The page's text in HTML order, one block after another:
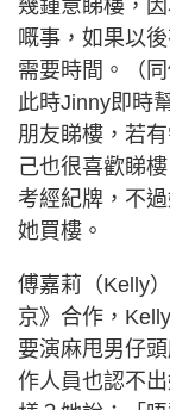
幾鍾意睇樓，
嘅事，如果以
需要時間。（
此時Jinny即時
朋友睇樓，若
己也很喜歡睇
考經紀牌，不
她買樓。
傅嘉莉（Kelly
京》合作，
要演麻甩男仔
作人員也認不